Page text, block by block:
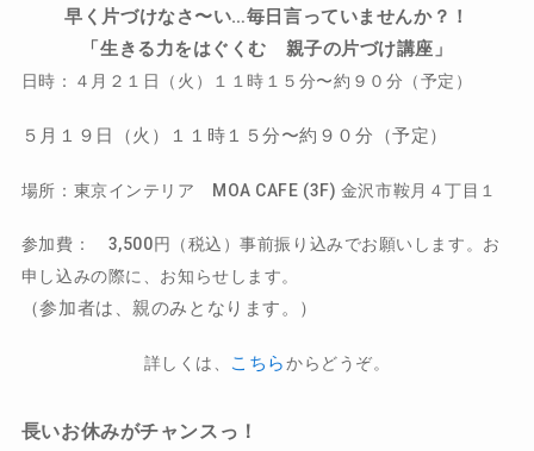
早く片づけなさ〜い…毎日言っていませんか？！
「生きる力をはぐくむ 親子の片づけ講座 」
日時： ４月２１日（火）１１時１５分〜約９０分（予定）
５月１９日（火）１１時１５分〜約９０分（予定）
場所：東京インテリア MOA CAFE (3F) 金沢市鞍月４丁目１
参加費： 3,500円（税込）事前振り込みでお願いします。お
申し込みの際に、お知らせします。
（参加者は、親のみとなります。）
詳しくは、 こちらからどうぞ。
長いお休みがチャンスっ！